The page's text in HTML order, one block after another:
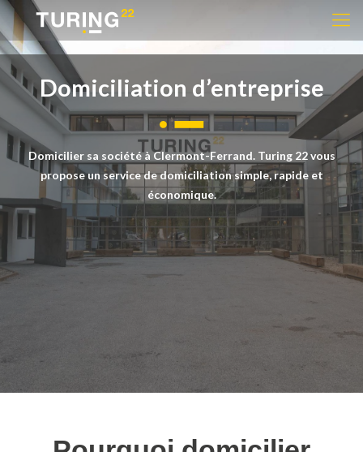
Domiciliation d’entreprise
Domicilier sa société à Clermont-Ferrand. Turing 22 vous
propose un service de domiciliation simple, rapide et
économique.